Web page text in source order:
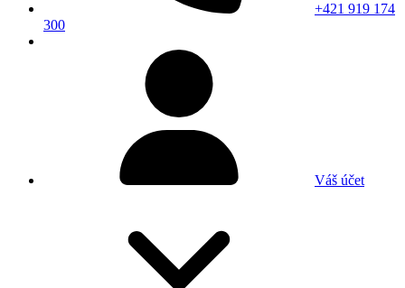
+421 919 174
300
Váš účet